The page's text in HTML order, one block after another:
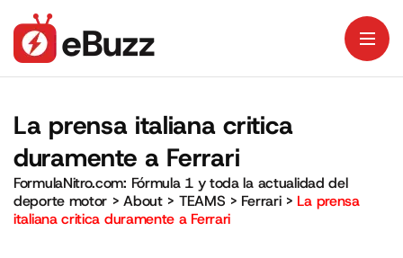
La prensa italiana critica
duramente a Ferrari
FormulaNitro.com: Fórmula 1 y toda la actualidad del
deporte motor >About> TEAMS > Ferrari> La prensa
italiana critica duramente a Ferrari